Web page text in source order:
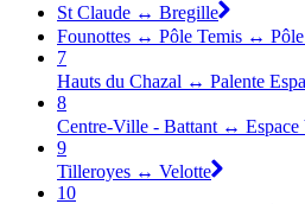
St Claude ↔ Bregille
Founottes ↔ Pôle Temis ↔ Pôle
7
Hauts du Chazal ↔ Palente
8
Centre-Ville - Battant ↔ Espace
9
Tilleroyes ↔ Velotte
10